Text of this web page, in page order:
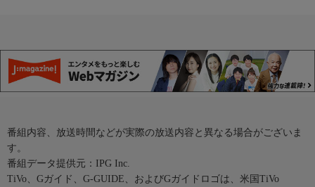
番組内容、放送時間などが実際の放送内容と異なる場合がございま
す。
番組データ提供元：IPG Inc.
TiVo、Gガイド、G-GUIDE、およびGガイドロゴは、米国TiVo